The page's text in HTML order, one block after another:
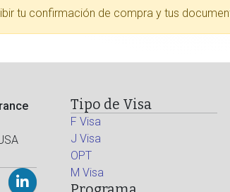
tu confirmación de compra y tus
Tipo de Visa
F Visa
J Visa
OPT
M Visa